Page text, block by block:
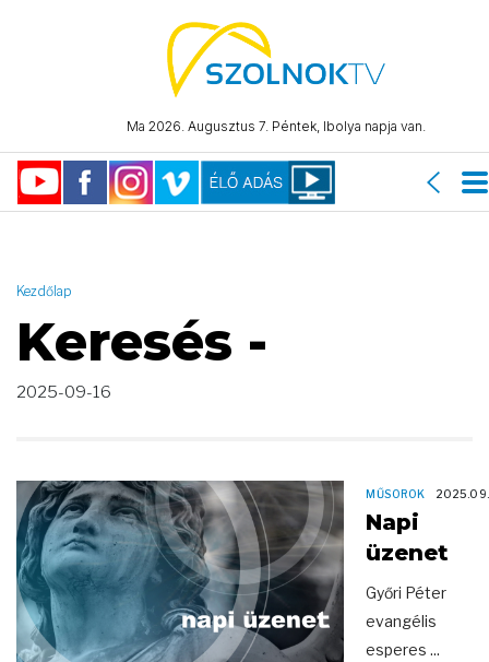
Ma 2026. Augusztus 7. Péntek, Ibolya napja van.
"2025-09-16 23:59:59" )
Kezdőlap
Keresés -
2025-09-16
MŰSOROK
Napi
üzenet
Győri Péter
evangélis
esperes ...